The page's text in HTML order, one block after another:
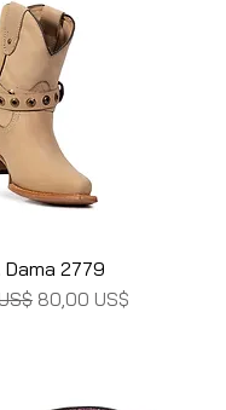
Dama 2779
Precio de oferta
80,00 US$